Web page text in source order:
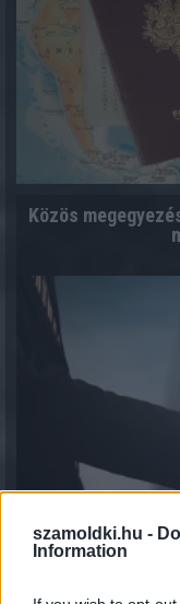
szamoldki.hu -
Information
Közös